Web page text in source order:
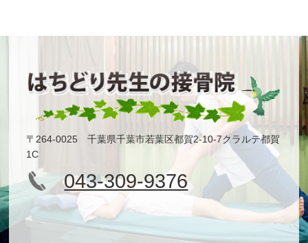
〒264-0025 千葉県千葉市若葉区都賀2-10-7クラルテ都賀
1C
043-309-9376